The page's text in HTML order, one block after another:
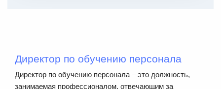
Директор по обучению персонала
Директор по обучению персонала – это должность,
занимаемая профессионалом, отвечающим за